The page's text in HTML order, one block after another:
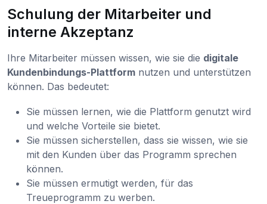
Schulung der Mitarbeiter und
interne Akzeptanz
Ihre Mitarbeiter müssen wissen, wie sie die digitale
Kundenbindungs-Plattform nutzen und unterstützen
können. Das bedeutet:
Sie müssen lernen, wie die Plattform genutzt wird
und welche Vorteile sie bietet.
Sie müssen sicherstellen, dass sie wissen, wie sie
mit den Kunden über das Programm sprechen
können.
Sie müssen ermutigt werden, für das
Treueprogramm zu werben.